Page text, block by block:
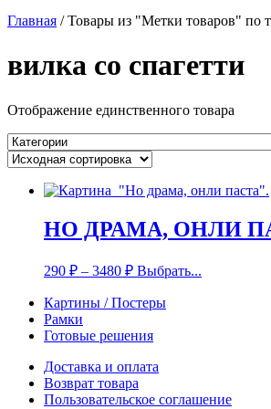
Главная /Товары из "Метки товаров" по
вилка со спагетти
Отображение единственного товара
НО ДРАМА, ОНЛИ
290 ₽ – 3480 ₽ Выбрать...
Картины / Постеры
Рамки
Готовые решения
Доставка и оплата
Возврат товара
Пользовательское соглашение